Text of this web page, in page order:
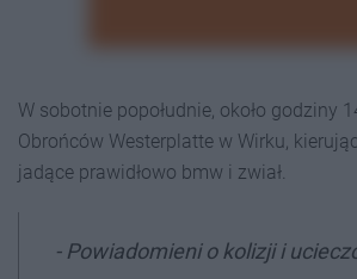
W sobotnie popołudnie, około godziny
Obrońców Westerplatte w Wirku,
jadące prawidłowo bmw i zwiał.
- Powiadomieni o kolizji i